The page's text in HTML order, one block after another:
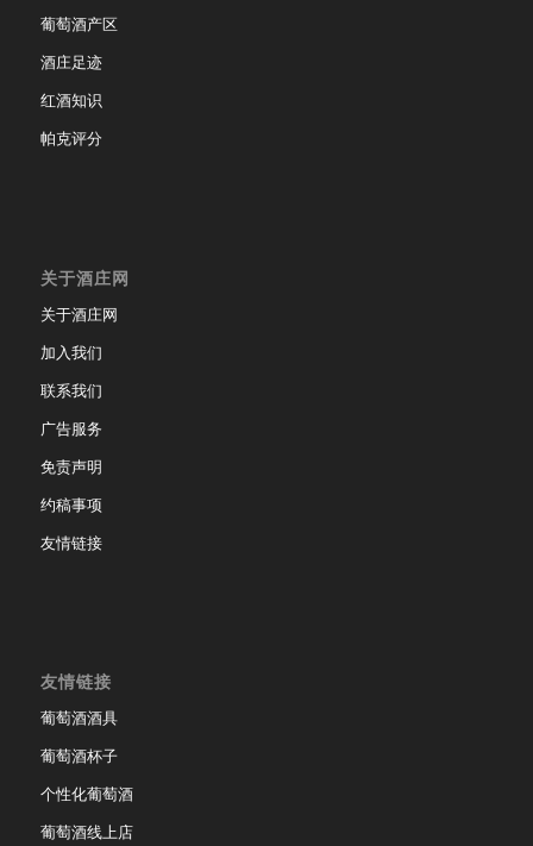
葡萄酒产区
酒庄足迹
红酒知识
帕克评分
关于酒庄网
关于酒庄网
加入我们
联系我们
广告服务
免责声明
约稿事项
友情链接
友情链接
葡萄酒酒具
葡萄酒杯子
个性化葡萄酒
葡萄酒线上店